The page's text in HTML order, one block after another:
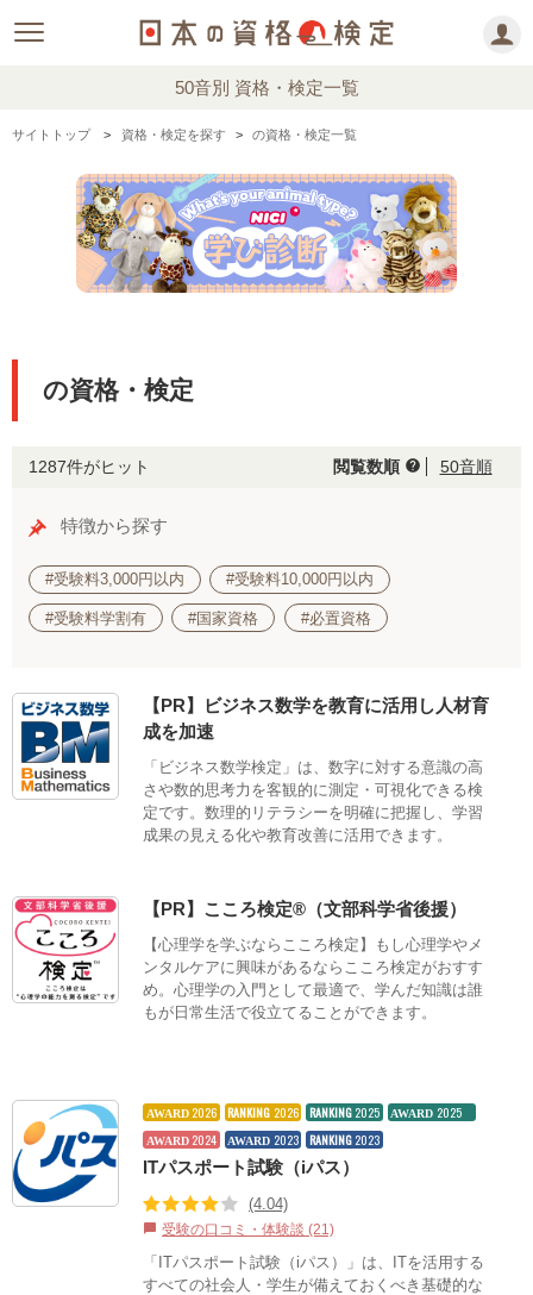
50音別 資格・検定一覧
サイトトップ 資格・検定を探す の資格・検定一覧
の資格・検定
1287件がヒット 閲覧数順 help 50音順
特徴から探す
#受験料3,000円以内 #受験料10,000円以内
#受験料学割有 #国家資格 #必置資格
【PR】ビジネス数学を教育に活用し人材育
成を加速
「ビジネス数学検定」は、数字に対する意識の高
さや数的思考力を客観的に測定・可視化できる検
定です。数理的リテラシーを明確に把握し、学習
成果の見える化や教育改善に活用できます。
【PR】こころ検定®（文部科学省後援）
【心理学を学ぶならこころ検定】もし心理学やメ
ンタルケアに興味があるならこころ検定がおすす
め。心理学の入門として最適で、学んだ知識は誰
もが日常生活で役立てることができます。
AWARD 2026 RANKING 2026 RANKING 2025 AWARD 2025
AWARD 2024 AWARD 2023 RANKING 2023
ITパスポート試験（iパス）
(4.04)
chat_bubble 受験の口コミ・体験談 (21)
「ITパスポート試験（iパス）」は、ITを活用する
すべての社会人・学生が備えておくべき基礎的な